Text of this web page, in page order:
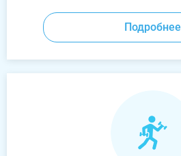
Подробнее